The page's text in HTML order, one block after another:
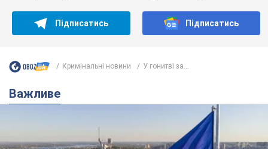
Підписатись Підписатись
Кримінальні новини У гонитві за...
Важливе